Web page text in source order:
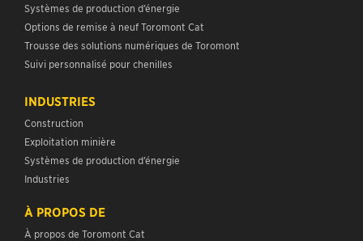
Systèmes de production d’énergie
Options de remise à neuf Toromont Cat
Trousse des solutions numériques de Toromont
Suivi personnalisé pour chenilles
INDUSTRIES
Construction
Exploitation minière
Systèmes de production d’énergie
Industries
À PROPOS DE
À propos de Toromont Cat